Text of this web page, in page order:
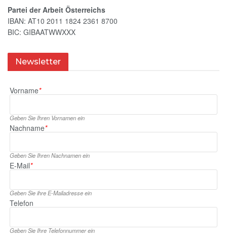
Partei der Arbeit Österreichs
IBAN: AT10 2011 1824 2361 8700
BIC: GIBAATWWXXX
Newsletter
Vorname*
Geben Sie Ihren Vornamen ein
Nachname*
Geben Sie Ihren Nachnamen ein
E‑Mail*
Geben Sie ihre E‑Mailadresse ein
Telefon
Geben Sie Ihre Telefonnummer ein